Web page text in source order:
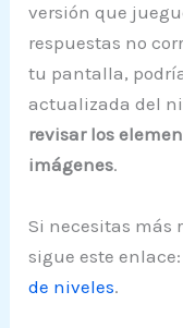
versión que
respuestas no
tu pantalla,
actualizada del
revisar los
imágenes.
Si necesitas más
sigue este
de niveles.